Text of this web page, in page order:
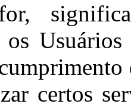
os
certos